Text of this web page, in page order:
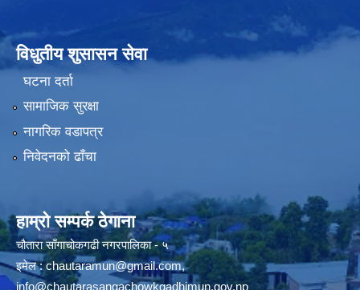
विधुतीय शुसासन सेवा
घटना दर्ता
सामाजिक सुरक्षा
नागरिक वडापत्र
निवेदनको ढाँचा
हाम्रो सम्पर्क ठेगाना
चौतारा साँगाचोकगढी नगरपालिका - ५
इमेल :chautaramun@gmail.com,
info@chautarasangachowkgadhimun.gov.np